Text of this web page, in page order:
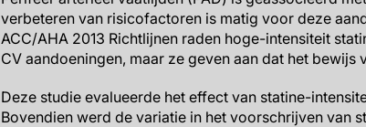
verbeteren van risicofactoren is matig voor deze
ACC/AHA 2013 Richtlijnen raden hoge-intensiteit
CV aandoeningen, maar ze geven aan dat het bewijs
Deze studie evalueerde het effect van statine-
Bovendien werd de variatie in het voorschrijven van